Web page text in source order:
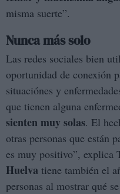
misma suerte”.
Nunca más solo
Las redes sociales bien
oportunidad de conexión
situaciónes y
que tienen alguna
sienten muy solas. El
otras personas que están
es muy positivo”, explica
Huelva tiene también el
personas al mostrar qué